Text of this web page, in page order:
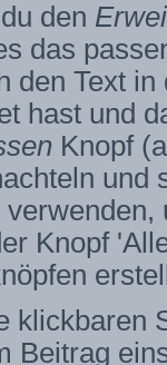
den
das
den Text
hast und
Knopf
und
Knopf
klickbaren
Beitrag